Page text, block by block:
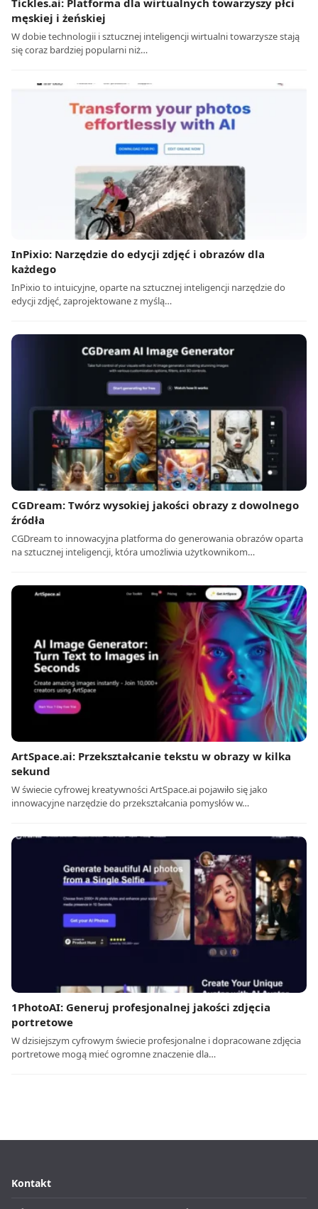
Tickles.ai: Platforma dla wirtualnych towarzyszy płci
męskiej i żeńskiej
W dobie technologii i sztucznej inteligencji wirtualni towarzysze stają
się coraz bardziej popularni niż…
InPixio: Narzędzie do edycji zdjęć i obrazów dla
każdego
InPixio to intuicyjne, oparte na sztucznej inteligencji narzędzie do
edycji zdjęć, zaprojektowane z myślą…
CGDream: Twórz wysokiej jakości obrazy z dowolnego
źródła
CGDream to innowacyjna platforma do generowania obrazów oparta
na sztucznej inteligencji, która umożliwia użytkownikom…
ArtSpace.ai: Przekształcanie tekstu w obrazy w kilka
sekund
W świecie cyfrowej kreatywności ArtSpace.ai pojawiło się jako
innowacyjne narzędzie do przekształcania pomysłów w…
1PhotoAI: Generuj profesjonalnej jakości zdjęcia
portretowe
W dzisiejszym cyfrowym świecie profesjonalne i dopracowane zdjęcia
portretowe mogą mieć ogromne znaczenie dla…
Kontakt